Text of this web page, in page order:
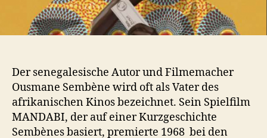
Der senegalesische Autor und Filmemacher
Ousmane Sembène wird oft als Vater des
afrikanischen Kinos bezeichnet. Sein Spielfilm
MANDABI, der auf einer Kurzgeschichte
Sembènes basiert, premierte 1968 bei den